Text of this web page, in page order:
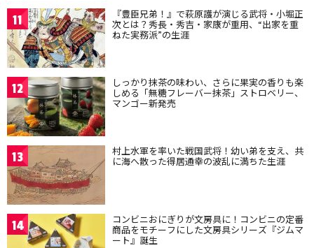
11 『豊臣兄弟！』で萩原護が演じる武将・小堀正
次とは？秀長・秀吉・家康が重用、“出家を重
ねた実務派”の生涯
12 しっかり抹茶の味わい、さらに果実の香りも楽
しめる「無糖フレーバー抹茶」ストロベリー、
マンゴー新発売
13 村上水軍を率いた戦国武将！幼い弟を支え、共
に海へ散った得居通幸の波乱に満ちた生涯
14 コンビニおにぎりが文房具に！コンビニの定番
商品をモチーフにした文房具シリーズ『ジムマ
ート』誕生